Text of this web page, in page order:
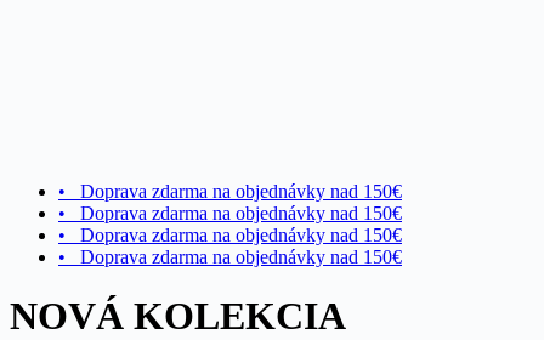
• Doprava zdarma na objednávky nad 150€
• Doprava zdarma na objednávky nad 150€
• Doprava zdarma na objednávky nad 150€
• Doprava zdarma na objednávky nad 150€
NOVÁ KOLEKCIA